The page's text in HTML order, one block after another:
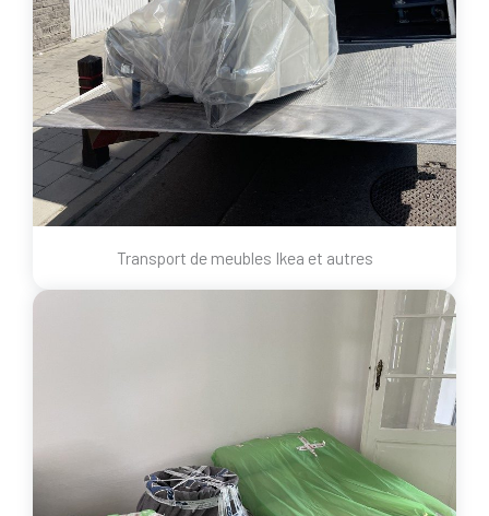
Transport de meubles Ikea et autres